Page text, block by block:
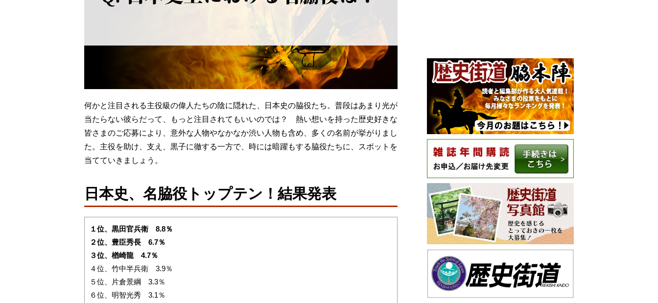
何かと注目される主役級の偉人たちの陰に隠れた、日本史の脇役たち。普段はあまり光が
当たらない彼らだって、もっと注目されてもいいのでは？ 熱い想いを持った歴史好きな
皆さまのご応募により、意外な人物やなかなか渋い人物も含め、多くの名前が挙がりまし
た。主役を助け、支え、黒子に徹する一方で、時には暗躍もする脇役たちに、スポットを
当てていきましょう。
日本史、名脇役トップテン！結果発表
１位、黒田官兵衛 8.8％
２位、豊臣秀長 6.7％
３位、楢崎龍 4.7％
４位、竹中半兵衛 3.9％
５位、片倉景綱 3.3％
６位、明智光秀 3.1％